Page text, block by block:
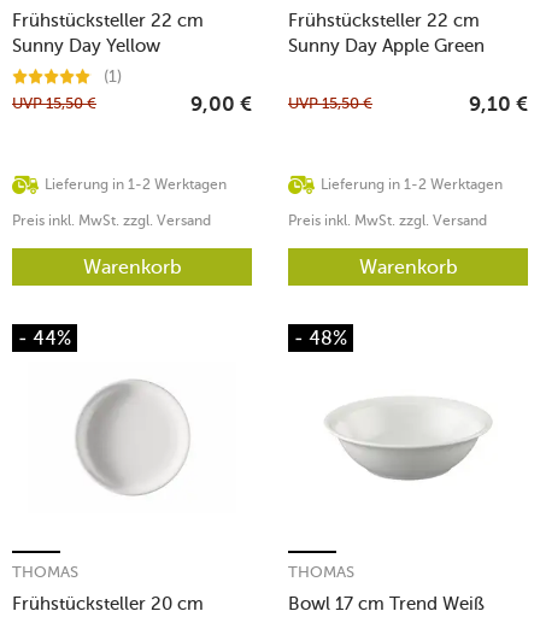
Frühstücksteller 22 cm
Sunny Day Yellow
(1)
Lieferung in 1-2 Werktagen
UVP15,50 € 9,00 €
Preis inkl. MwSt. zzgl. Versand
Warenkorb
Frühstücksteller 22 cm
Sunny Day Apple Green
Lieferung in 1-2 Werktagen
UVP15,50 € 9,10 €
Preis inkl. MwSt. zzgl. Versand
Warenkorb
- 44%
Frühstücksteller 20 cm
THOMAS
- 48%
Bowl 17 cm Trend Weiß
THOMAS